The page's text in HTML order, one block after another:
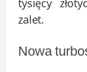
tysięcy
zalet.
Nowa